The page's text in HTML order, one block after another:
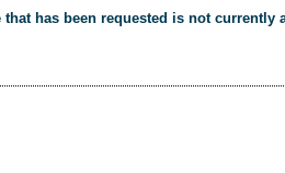
has been requested is not currently